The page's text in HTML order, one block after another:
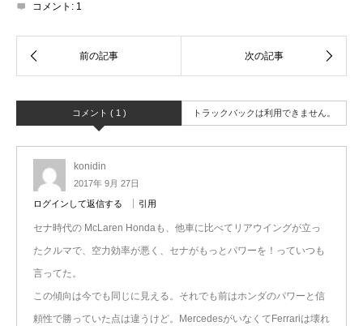
コメント: 1
コメント ( 1 ) トラックバックは利用できません。
konidin
2017年 9月 27日
ログインして返信する 引用
セナ時代の McLaren Hondaも、他車に比べてリアウイングが立っ
たクルマで、空力効率が悪く、セナがもっとパワーを！っていつも
言ってた。
この傾向は今でも同じに見える。それでも前はホンダのパワーと信
頼性で勝っていた点は違うけど。MercedesがいなくてFerrariは壊れ